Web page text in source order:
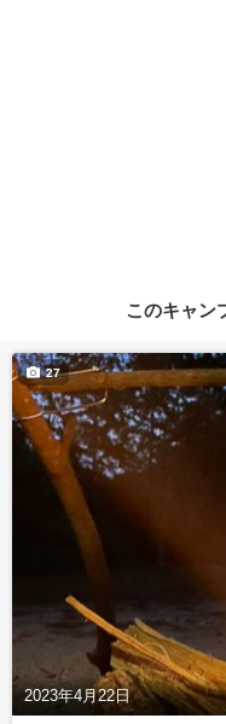
このキャン
2023年4月22日
27